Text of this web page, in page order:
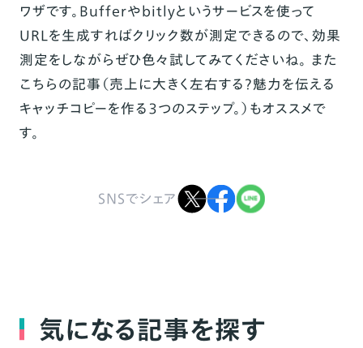
ワザです。 Bufferやbitlyというサービスを使って
URLを生成すればクリック数が測定できるので、効果
測定をしながらぜひ色々試してみてくださいね。 また
こちらの記事（売上に大きく左右する？魅力を伝える
キャッチコピーを作る３つのステップ。）もオススメで
す。
SNSでシェア
気になる記事を探す